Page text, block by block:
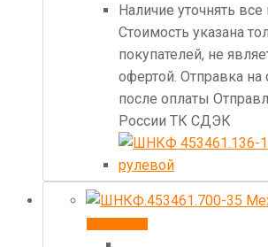
Наличие уточнять
Стоимость указана
покупателей, не
офертой. Отправка
после оплаты
России ТК СДЭК